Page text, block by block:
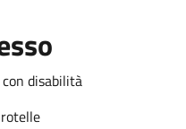
disabilità